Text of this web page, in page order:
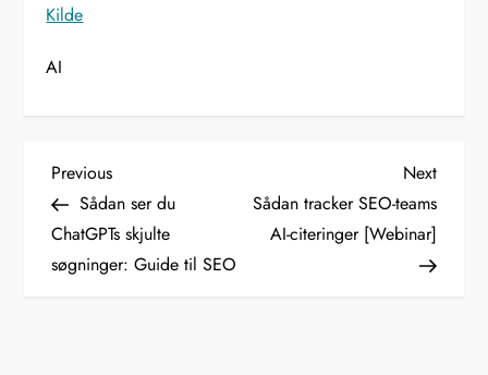
Kilde
AI
I
n
d
Previous
Post
Previous
Sådan ser du
ChatGPTs skjulte
søgninger: Guide til SEO
Next
Post
Next
Sådan tracker SEO-teams
AI-citeringer [Webinar]